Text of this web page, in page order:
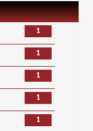
1
1
1
1
1